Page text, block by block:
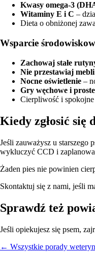
Kwasy omega-3
Witaminy E i C –
Dieta o obniżonej
Wsparcie
Zachowaj stałe
Nie przestawiaj mebli
Nocne oświetlenie –
Gry węchowe i
Cierpliwość i
Kiedy zgłosić się
Jeśli zauważysz u starszego
wykluczyć CCD i
Żaden pies nie powinien
Skontaktuj się z nami, jeśli
Sprawdź też
Jeśli opiekujesz się psem,
← Wszystkie porady